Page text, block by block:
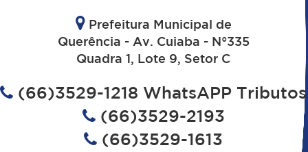
Prefeitura Municipal de
Querência - Av. Cuiaba - N°335
Quadra 1, Lote 9, Setor C
(66)3529-1218 WhatsAPP Tributos
(66)3529-2193
(66)3529-1613